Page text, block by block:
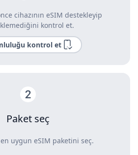
cihazının eSIM destekleyip
kontrol et.
kontrol et
Paket seç
uygun eSIM paketini seç.